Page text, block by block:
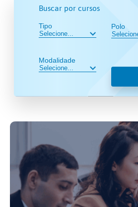
Buscar por cursos
Tipo
Modalidade
Polo